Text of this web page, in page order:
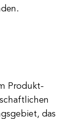
Produkt-
das